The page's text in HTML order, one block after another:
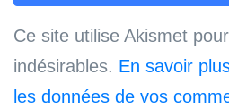
Ce site utilise Akismet
indésirables. En savoir
les données de vos